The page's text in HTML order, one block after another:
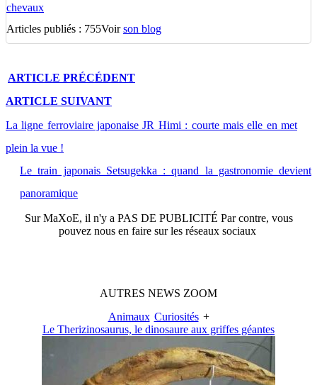
chevaux
Articles publiés : 755Voirson blog
ARTICLE PRÉCÉDENT
ARTICLE SUIVANT
La ligne ferroviaire japonaise JR Himi : courte mais elle en met
plein la vue !
Le train japonais Setsugekka : quand la gastronomie devient
panoramique
SurMaXoE, il n'y a PAS DE PUBLICITÉ Par contre, vous
pouvez nous en faire sur les réseaux sociaux
AUTRES NEWS ZOOM
Animaux Curiosités +
Le Therizinosaurus, le dinosaure aux griffes géantes